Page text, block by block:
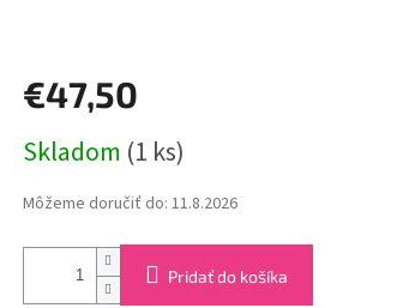
€47,50
cena:
Skladom (1 ks)
Môžeme doručiť do: 11.8.2026
Pridať do košíka